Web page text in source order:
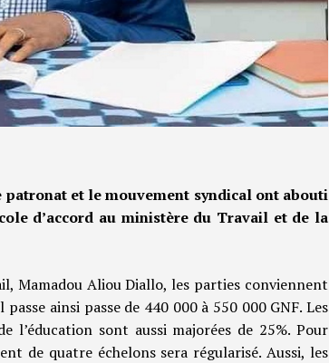
et le mouvement syndical ont abouti
d’accord au ministère du Travail et de la
Mamadou Aliou Diallo, les parties conviennent
ainsi passe de 440 000 à 550 000 GNF. Les
sont aussi majorées de 25%. Pour
de quatre échelons sera régularisé. Aussi, les